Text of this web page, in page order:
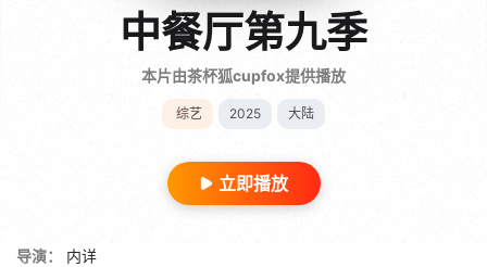
中餐厅第九季
本片由茶杯狐cupfox提供播放
综艺 2025 大陆
立即播放
导演：
内详